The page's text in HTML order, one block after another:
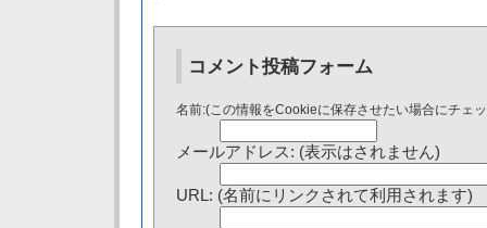
コメント投稿フォーム
名前:(この情報をCookieに保存させたい場合にチェ
メールアドレス: (表示はされません)
URL: (名前にリンクされて利用されます)